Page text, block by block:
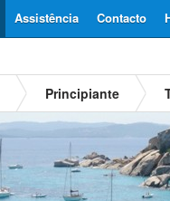
Contacto
Assistência
Principiante